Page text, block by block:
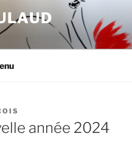
année 2024